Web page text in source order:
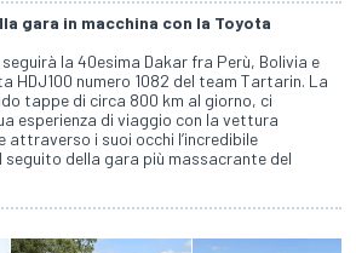
gara in macchina con la Toyota
la 40esima Dakar fra Perù, Bolivia e
HDJ100 numero 1082 del team Tartarin. La
tappe di circa 800 km al giorno, ci
esperienza di viaggio con la vettura
attraverso i suoi occhi l’incredibile
seguito della gara più massacrante del